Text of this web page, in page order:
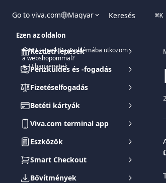
Go to viva.com Magyar Keresés ⌘K
Kezdeti lépések
Pénzküldés és -fogadás
Fizetéselfogadás
Betéti kártyák
Viva.com terminal app
Eszközök
Smart Checkout
Bővítmények
Ezen az oldalon
➽ Mit tegyek ha problémába ütközöm
a webshopommal?
➽ Hibaüzenetek